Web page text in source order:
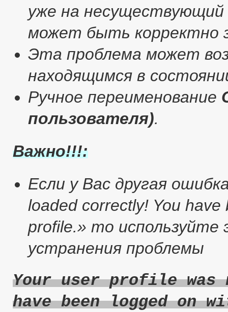
уже на
может быть корректно
Эта проблема может
находящимся в
Ручное переименование
пользователя).
Важно!!!:
Если у Вас другая
loaded correctly! You
profile.» то
устранения проблемы
Your user profile was
have been logged on